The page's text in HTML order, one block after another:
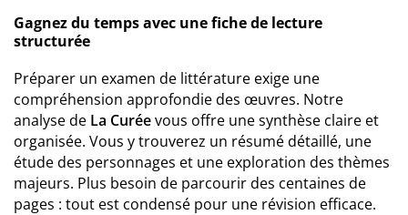
Gagnez du temps avec une fiche de lecture
structurée
Préparer un examen de littérature exige une
compréhension approfondie des œuvres. Notre
analyse de La Curéevous offre une synthèse claire et
organisée. Vous y trouverez un résumé détaillé, une
étude des personnages et une exploration des thèmes
majeurs. Plus besoin de parcourir des centaines de
pages : tout est condensé pour une révision efficace.